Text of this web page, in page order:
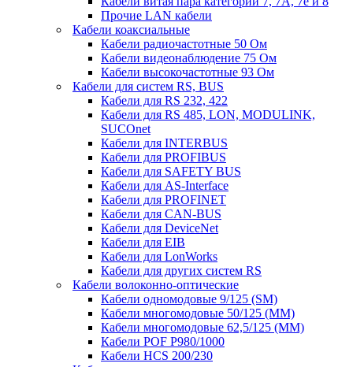
Прочие LAN кабели
Кабели коаксиальные
Кабели радиочастотные 50 Ом
Кабели видеонаблюдение 75 Ом
Кабели высокочастотные 93 Ом
Кабели для систем RS, BUS
Кабели для RS 232, 422
Кабели для RS 485, LON, MODULINK,
SUCOnet
Кабели для INTERBUS
Кабели для PROFIBUS
Кабели для SAFETY BUS
Кабели для AS-Interface
Кабели для PROFINET
Кабели для CAN-BUS
Кабели для DeviceNet
Кабели для EIB
Кабели для LonWorks
Кабели для других систем RS
Кабели волоконно-оптические
Кабели одномодовые 9/125 (SM)
Кабели многомодовые 50/125 (ММ)
Кабели многомодовые 62,5/125 (ММ)
Кабели POF P980/1000
Кабели HCS 200/230